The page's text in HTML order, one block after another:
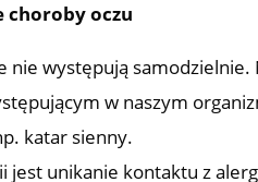
choroby oczu
nie występują
w naszym
katar sienny.
jest unikanie kontaktu z